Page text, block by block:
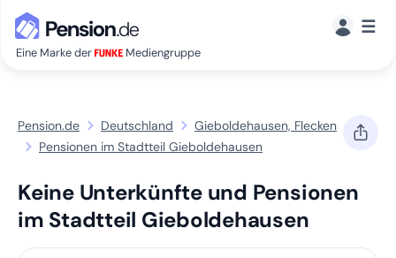
Eine Marke der Mediengruppe
☰
Pension.de Deutschland
Gieboldehausen, Flecken
Pensionen im Stadtteil Gieboldehausen
Keine Unterkünfte und Pensionen
im Stadtteil Gieboldehausen